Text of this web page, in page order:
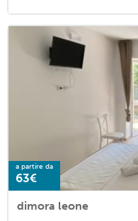
a partire da
63€
dimora leone